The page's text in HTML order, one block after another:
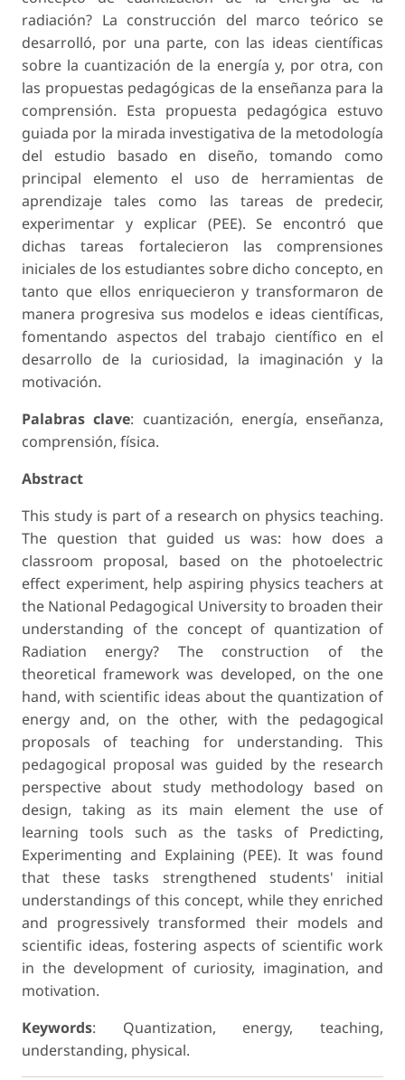
radiación? La construcción del marco teórico se
desarrolló, por una parte, con las ideas científicas
sobre la cuantización de la energía y, por otra, con
las propuestas pedagógicas de la enseñanza para la
comprensión. Esta propuesta pedagógica estuvo
guiada por la mirada investigativa de la metodología
del estudio basado en diseño, tomando como
principal elemento el uso de herramientas de
aprendizaje tales como las tareas de predecir,
experimentar y explicar (PEE). Se encontró que
dichas tareas fortalecieron las comprensiones
iniciales de los estudiantes sobre dicho concepto, en
tanto que ellos enriquecieron y transformaron de
manera progresiva sus modelos e ideas científicas,
fomentando aspectos del trabajo científico en el
desarrollo de la curiosidad, la imaginación y la
motivación.
Palabras clave: cuantización, energía, enseñanza,
comprensión, física.
Abstract
This study is part of a research on physics teaching.
The question that guided us was: how does a
classroom proposal, based on the photoelectric
effect experiment, help aspiring physics teachers at
the National Pedagogical University to broaden their
understanding of the concept of quantization of
Radiation energy? The construction of the
theoretical framework was developed, on the one
hand, with scientific ideas about the quantization of
energy and, on the other, with the pedagogical
proposals of teaching for understanding. This
pedagogical proposal was guided by the research
perspective about study methodology based on
design, taking as its main element the use of
learning tools such as the tasks of Predicting,
Experimenting and Explaining (PEE). It was found
that these tasks strengthened students' initial
understandings of this concept, while they enriched
and progressively transformed their models and
scientific ideas, fostering aspects of scientific work
in the development of curiosity, imagination, and
motivation.
Keywords: Quantization, energy, teaching,
understanding, physical.